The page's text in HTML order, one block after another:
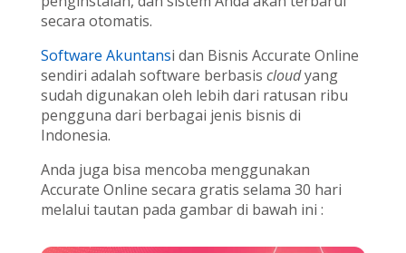
secara otomatis.
Software Akuntansi dan Bisnis Accurate Online
sendiri adalah software berbasis cloudyang
sudah digunakan oleh lebih dari ratusan ribu
pengguna dari berbagai jenis bisnis di
Indonesia.
Anda juga bisa mencoba menggunakan
Accurate Online secara gratis selama 30 hari
melalui tautan pada gambar di bawah ini :